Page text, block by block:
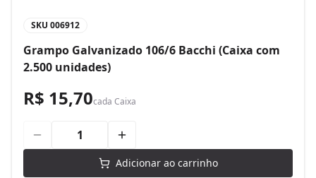
SKU 006912
Grampo Galvanizado 106/6 Bacchi (Caixa com
2.500 unidades)
R$ 15,70cada Caixa
Adicionar ao carrinho